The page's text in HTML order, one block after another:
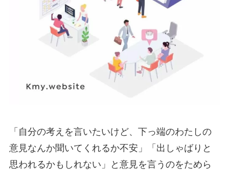
「自分の考えを言いたいけど、下っ端のわたしの
意見なんか聞いてくれるか不安」「出しゃばりと
思われるかもしれない」と意見を言うのをためら